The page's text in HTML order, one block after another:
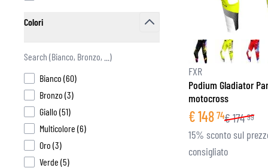
ABBIGLIAMENTO TERMICO MOTO
TERMICO INTIMO MOTO
TERMICO INTERMEDI
SOTTOCASCO
CALZE
GILET REFRIGERANTI
Colori
Bianco (60products available
)
Bronzo (3products available
)
Giallo (51products available
)
Multicolore (6products available
)
Oro (3products available
)
Verde (5products available
)
FXR
Podium Gladiator
motocross
€148 74€174 99
15% sconto sul
consigliato